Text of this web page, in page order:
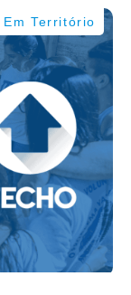
Em Território